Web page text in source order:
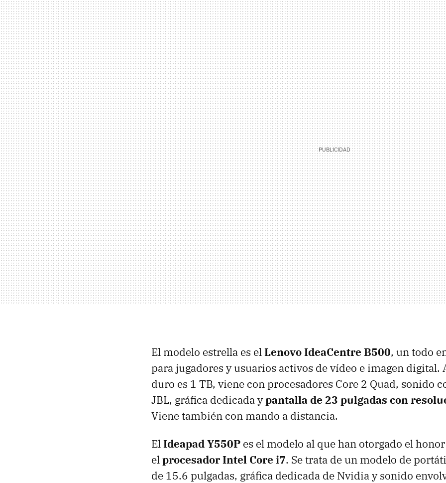
El modelo estrella es elLenovo IdeaCentre B500, un todo
para jugadores y usuarios activos de vídeo e imagen digital.
duro es 1 TB, viene con procesadores Core 2 Quad, sonido
JBL, gráfica dedicada ypantalla de 23 pulgadas con
Viene también con mando a distancia.
ElIdeapad Y550P es el modelo al que han otorgado el
elprocesador Intel Core i7. Se trata de un modelo de
de 15.6 pulgadas, gráfica dedicada de Nvidia y sonido